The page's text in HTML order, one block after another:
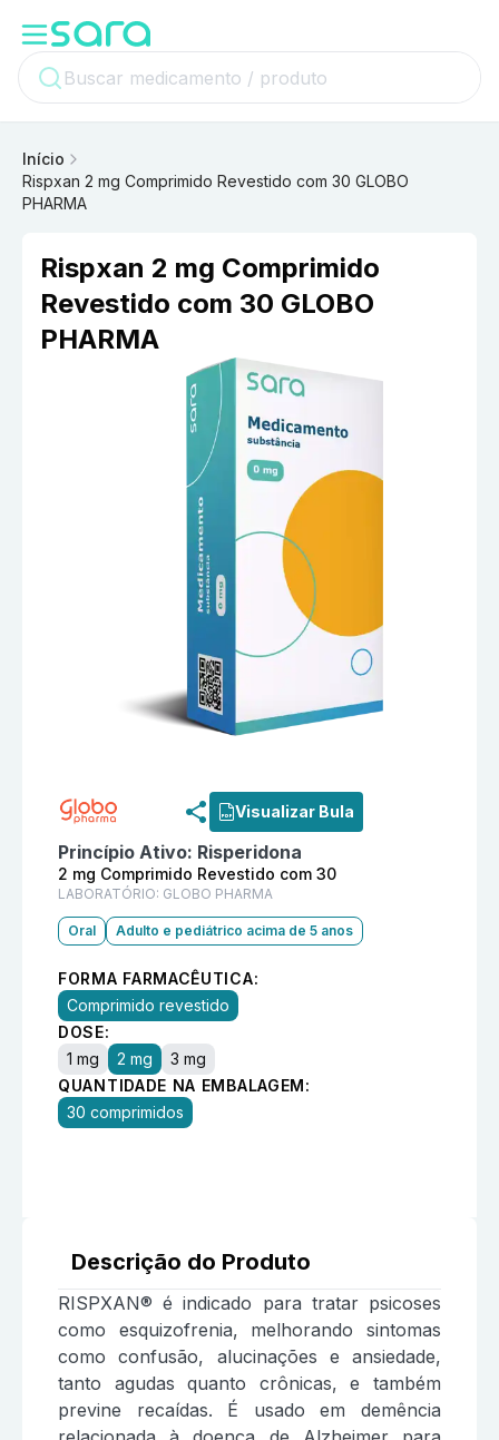
Início
Rispxan 2 mg Comprimido Revestido com 30 GLOBO
PHARMA
Rispxan 2 mg Comprimido
Revestido com 30 GLOBO
PHARMA
Visualizar Bula
Princípio Ativo: Risperidona
2 mg Comprimido Revestido com 30
LABORATÓRIO: GLOBO PHARMA
Oral Adulto e pediátrico acima de 5 anos
FORMA FARMACÊUTICA:
Comprimido revestido
DOSE:
1 mg
2 mg
3 mg
QUANTIDADE NA EMBALAGEM:
30 comprimidos
Descrição do Produto
RISPXAN® é indicado para tratar psicoses
como esquizofrenia, melhorando sintomas
como confusão, alucinações e ansiedade,
tanto agudas quanto crônicas, e também
previne recaídas. É usado em demência